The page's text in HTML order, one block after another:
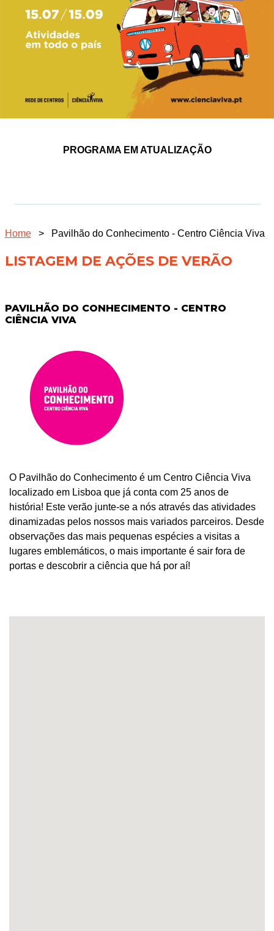
PROGRAMA EM ATUALIZAÇÃO
Home > Pavilhão do Conhecimento - Centro Ciência Viva
LISTAGEM DE AÇÕES DE VERÃO
PAVILHÃO DO CONHECIMENTO - CENTRO
CIÊNCIA VIVA
O Pavilhão do Conhecimento é um Centro Ciência Viva
localizado em Lisboa que já conta com 25 anos de
história! Este verão junte-se a nós através das atividades
dinamizadas pelos nossos mais variados parceiros. Desde
observações das mais pequenas espécies a visitas a
lugares emblemáticos, o mais importante é sair fora de
portas e descobrir a ciência que há por aí!